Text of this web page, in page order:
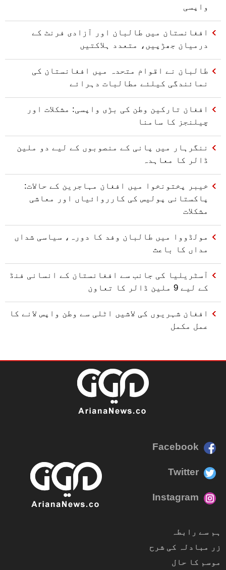
واپسی
افغانستان میں طالبان اور آزادی فرنٹ کے
درمیان جھڑپیں، متعدد ہلاکتیں
طالبان نے اقوام متحدہ میں افغانستان کی
نمائندگی کیلئے مطالبات دہرائے
افغان تارکین وطن کی بڑی واپسی: مشکلات اور
چیلنجز کا سامنا
ننگرہار میں پانی کے منصوبوں کے لیے دو ملین
ڈالر کا معاہدہ
خیبر پختونخوا میں افغان مہاجرین کے حالات:
پاکستانی پولیس کی کارروائیاں اور معاشی
مشکلات
مولڈووا میں طالبان وفد کا دورہ، سیاسی شداں
مداں کا باعث
آسٹریلیا کی جانب سے افغانستان کے انسانی فنڈ
کے لیے 9 ملین ڈالر کا تعاون
افغان شہریوں کی لاشیں اٹلی سے وطن واپس لانے کا
عمل مکمل
Facebook
Twitter
Instagram
ہم سے رابطہ
زر مبادلہ کی شرح
موسم کا حال